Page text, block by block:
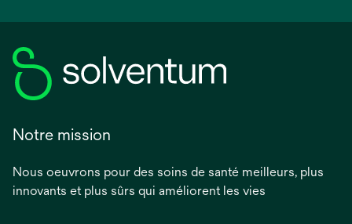
Notre mission
Nous oeuvrons pour des soins de santé meilleurs, plus
innovants et plus sûrs qui améliorent les vies